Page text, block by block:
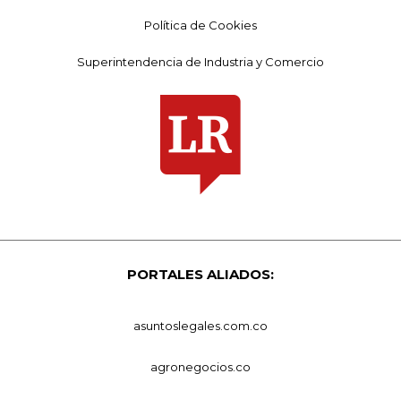
Política de Cookies
Superintendencia de Industria y Comercio
PORTALES ALIADOS:
asuntoslegales.com.co
agronegocios.co